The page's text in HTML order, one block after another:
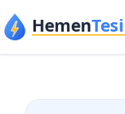
İçeriğe geç